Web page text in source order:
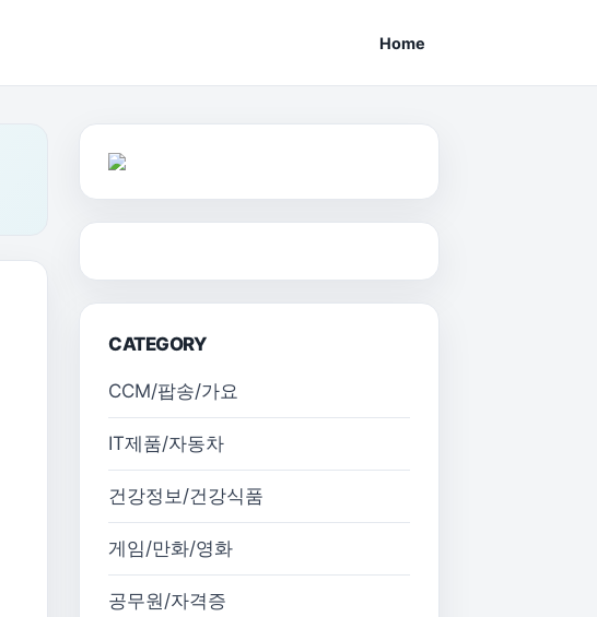
Home
CATEGORY
CCM/팝송/가요
IT제품/자동차
건강정보/건강식품
게임/만화/영화
공무원/자격증